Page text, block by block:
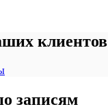
клиентов
записям